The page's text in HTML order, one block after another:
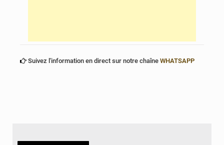
Suivez l'information en direct sur notre chaîne WHATSAPP